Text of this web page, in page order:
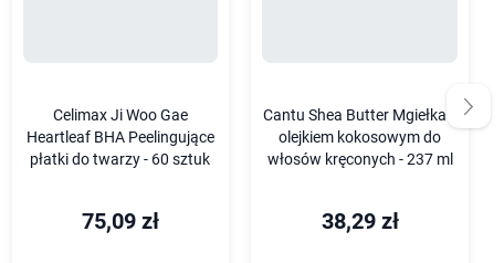
Celimax Ji Woo Gae
Heartleaf BHA Peelingujące
płatki do twarzy - 60 sztuk
75,09 zł
Cantu Shea Butter Mgiełka z
olejkiem kokosowym do
włosów kręconych - 237 ml
38,29 zł